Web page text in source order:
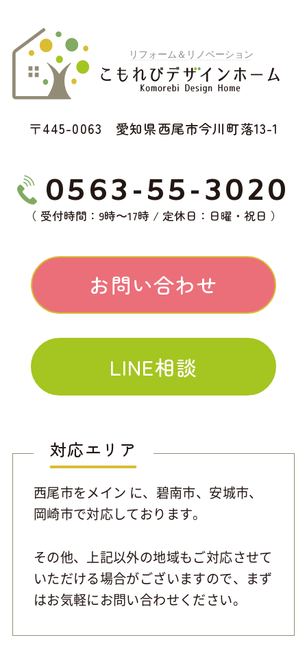
〒445-0063 愛知県西尾市今川町落13-1
0563-55-3020
（ 受付時間：9時〜17時 / 定休日：日曜・祝日 ）
お問い合わせ
LINE相談
対応エリア
西尾市をメイン に、碧南市、安城市、
岡崎市で対応しております。
その他、上記以外の地域もご対応させて
いただける場合がございますので、まず
はお気軽にお問い合わせください。